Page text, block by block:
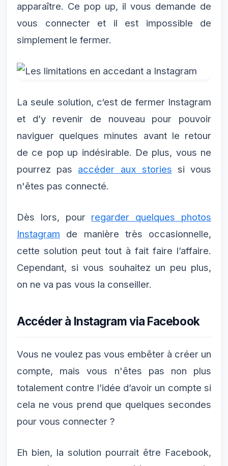
apparaître. Ce pop up, il vous demande de
vous connecter et il est impossible de
simplement le fermer.
La seule solution, c‘est de fermer Instagram
et d’y revenir de nouveau pour pouvoir
naviguer quelques minutes avant le retour
de ce pop up indésirable. De plus, vous ne
pourrez pas accéder aux stories si vous
n'êtes pas connecté.
Dès lors, pour regarder quelques photos
Instagram de manière très occasionnelle,
cette solution peut tout à fait faire l’affaire.
Cependant, si vous souhaitez un peu plus,
on ne va pas vous la conseiller.
Accéder à Instagram via Facebook
Vous ne voulez pas vous embêter à créer un
compte, mais vous n'êtes pas non plus
totalement contre l’idée d’avoir un compte si
cela ne vous prend que quelques secondes
pour vous connecter ?
Eh bien, la solution pourrait être Facebook,